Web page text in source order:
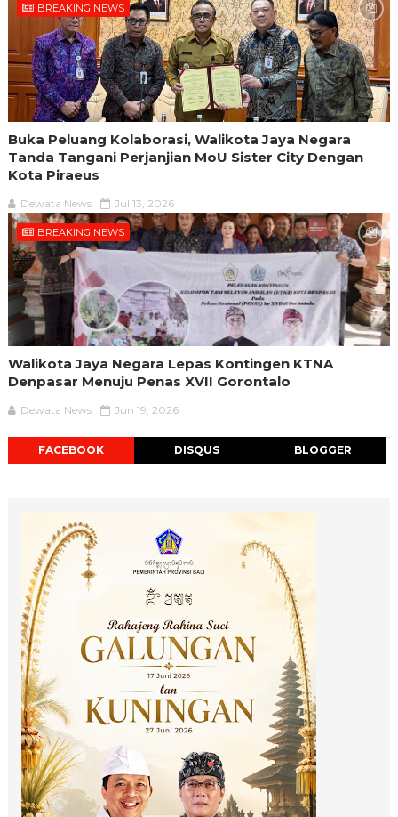
BREAKING NEWS
Buka Peluang Kolaborasi, Walikota Jaya Negara
Tanda Tangani Perjanjian MoU Sister City Dengan
Kota Piraeus
Dewata News Jul 13, 2026
BREAKING NEWS
Walikota Jaya Negara Lepas Kontingen KTNA
Denpasar Menuju Penas XVII Gorontalo
Dewata News Jun 19, 2026
FACEBOOK DISQUS BLOGGER